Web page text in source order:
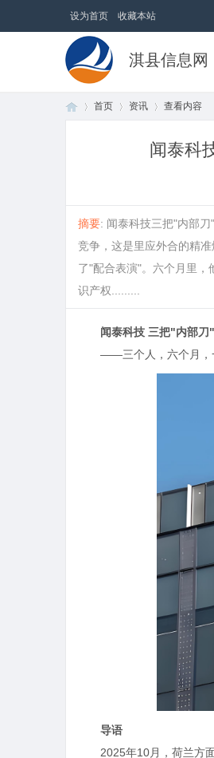
设为首页 收藏本站
淇县信息网
首页 资讯 查看内容
闻泰科
摘要: 闻泰科技三把"内部
竞争，这是里应外合的精
了"配合表演"。六个月里
识产权.........
闻泰科技 三把"内部刀
——三个人，六个月，
导语
2025年10月，荷兰方